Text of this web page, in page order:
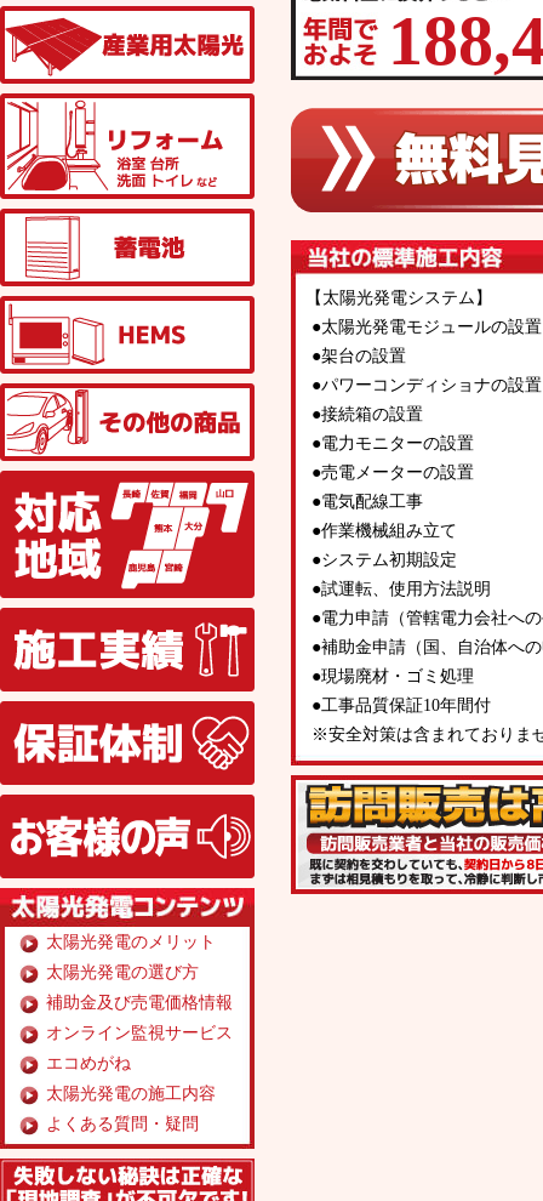
産業用太陽光発電
リフォーム
その他の商品
対応地域
施工実績
保証体制
お客様の声
太陽光発電のメリット
太陽光発電の選び方
補助金及び売電価格情報
オンライン監視サービス
エコめがね
太陽光発電の施工内容
よくある質問・疑問
188,
【太陽光発電システム】
●太陽光発電モジュールの設置
●架台の設置
●パワーコンディショナの設置
●接続箱の設置
●電力モニターの設置
●売電メーターの設置
●電気配線工事
●作業機械組み立て
●システム初期設定
●試運転、使用方法説明
●電力申請（管轄電力会社へ
●補助金申請（国、自治体へ
●現場廃材・ゴミ処理
●工事品質保証10年間付
※安全対策は含まれておりま